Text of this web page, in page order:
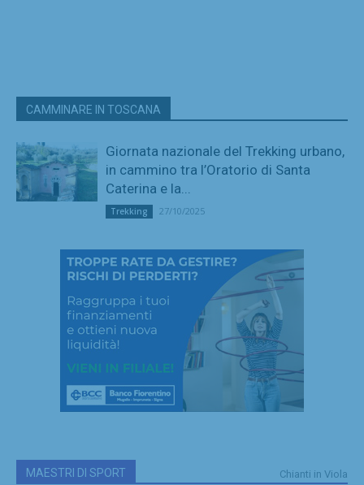
CAMMINARE IN TOSCANA
Giornata nazionale del Trekking urbano,
in cammino tra l’Oratorio di Santa
Caterina e la...
Trekking 27/10/2025
MAESTRI DI SPORT Chianti in Viola